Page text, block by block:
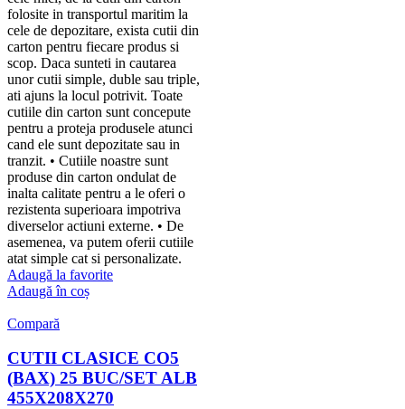
folosite in transportul maritim la
cele de depozitare, exista cutii din
carton pentru fiecare produs si
scop. Daca sunteti in cautarea
unor cutii simple, duble sau triple,
ati ajuns la locul potrivit. Toate
cutiile din carton sunt concepute
pentru a proteja produsele atunci
cand ele sunt depozitate sau in
tranzit. • Cutiile noastre sunt
produse din carton ondulat de
inalta calitate pentru a le oferi o
rezistenta superioara impotriva
diverselor actiuni externe. • De
asemenea, va putem oferii cutiile
atat simple cat si personalizate.
Adaugă la favorite
Adaugă în coș
Compară
CUTII CLASICE CO5
(BAX) 25 BUC/SET ALB
455X208X270